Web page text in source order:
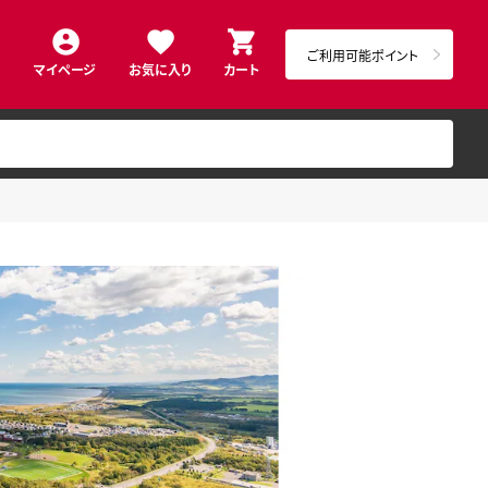
マイページ お気に入り カート
ご利用可能ポイント